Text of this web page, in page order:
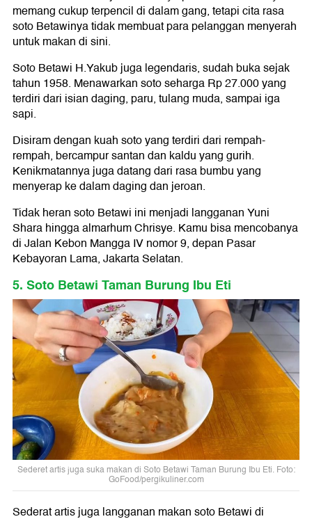
memang cukup terpencil di dalam gang, tetapi cita rasa
soto Betawinya tidak membuat para pelanggan menyerah
untuk makan di sini.
Soto Betawi H.Yakub juga legendaris, sudah buka sejak
tahun 1958. Menawarkan soto seharga Rp 27.000 yang
terdiri dari isian daging, paru, tulang muda, sampai iga
sapi.
Disiram dengan kuah soto yang terdiri dari rempah-
rempah, bercampur santan dan kaldu yang gurih.
Kenikmatannya juga datang dari rasa bumbu yang
menyerap ke dalam daging dan jeroan.
Tidak heran soto Betawi ini menjadi langganan Yuni
Shara hingga almarhum Chrisye. Kamu bisa mencobanya
di Jalan Kebon Mangga IV nomor 9, depan Pasar
Kebayoran Lama, Jakarta Selatan.
5. Soto Betawi Taman Burung Ibu Eti
Sederet artis juga suka makan di Soto Betawi Taman Burung Ibu Eti. Foto:
GoFood/pergikuliner.com
Sederat artis juga langganan makan soto Betawi di